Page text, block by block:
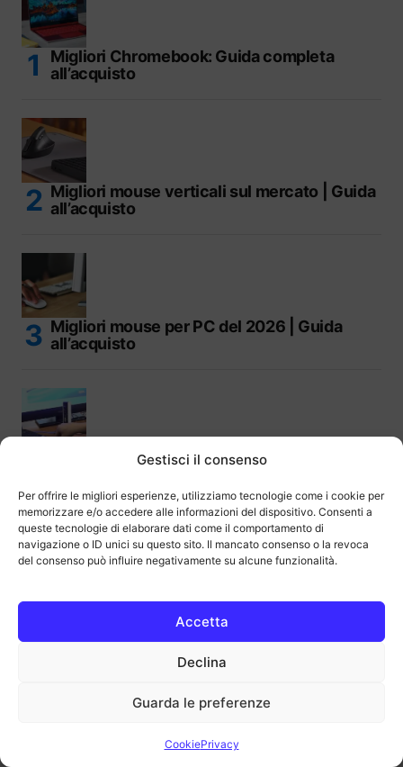
Gestisci il consenso
Per offrire le migliori esperienze, utilizziamo tecnologie come i cookie per
memorizzare e/o accedere alle informazioni del dispositivo. Consenti a
queste tecnologie di elaborare dati come il comportamento di
navigazione o ID unici su questo sito. Il mancato consenso o la revoca
del consenso può influire negativamente su alcune funzionalità.
Accetta
Declina
Guarda le preferenze
CookiePrivacy
Migliori Chromebook: Guida completa
all’acquisto
Migliori mouse verticali sul mercato | Guida
all’acquisto
Migliori mouse per PC del 2026 | Guida
all’acquisto
Migliori docking station per ogni tipo di
Apple Watch per bambini: consigli per gli